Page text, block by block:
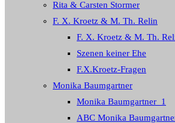
Rita & Carsten Stormer
F. X. Kroetz & M. Th. Relin
F. X. Kroetz & M. Th.
Szenen keiner Ehe
F.X.Kroetz-Fragen
Monika Baumgartner
Monika Baumgartner_1
ABC Monika